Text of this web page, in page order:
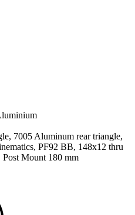
7005 Aluminum rear triangle,
PF92 BB, 148x12 thru
Mount 180 mm